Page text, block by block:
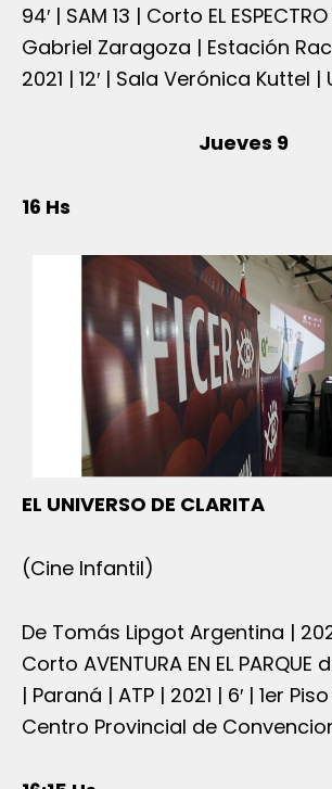
94′ | SAM 13 | Corto EL
Gabriel Zaragoza | Estación
2021 | 12′ | Sala Verónica Kuttel |
Jueves 9
16 Hs
EL UNIVERSO DE CLARITA
(Cine Infantil)
De Tomás Lipgot Argentina |
Corto AVENTURA EN EL
| Paraná | ATP | 2021 | 6′ | 1er
Centro Provincial de